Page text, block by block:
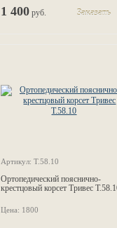
1 400 руб. Заказать
Артикул: Т.58.10
Ортопедический пояснично-
крестцовый корсет Тривес
Цена: 1800